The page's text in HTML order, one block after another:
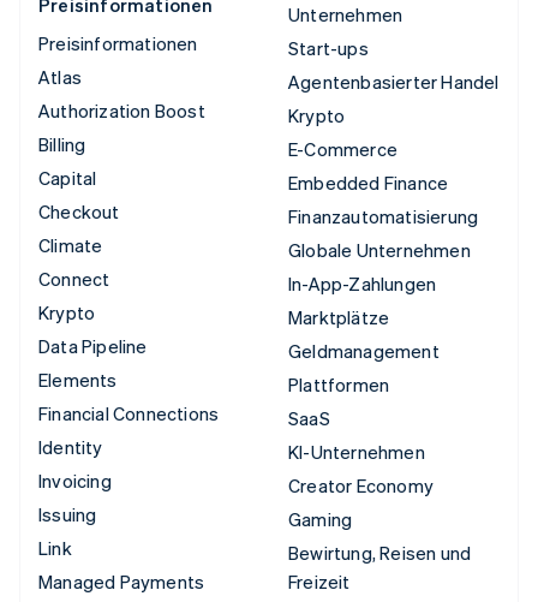
Preisinformationen
Preisinformationen
Atlas
Authorization Boost
Billing
Capital
Checkout
Climate
Connect
Krypto
Data Pipeline
Elements
Financial Connections
Identity
Invoicing
Issuing
Link
Managed Payments
Unternehmen
Start-ups
Agentenbasierter Handel
Krypto
E-Commerce
Embedded Finance
Finanzautomatisierung
Globale Unternehmen
In-App-Zahlungen
Marktplätze
Geldmanagement
Plattformen
SaaS
KI-Unternehmen
Creator Economy
Gaming
Bewirtung, Reisen und
Freizeit